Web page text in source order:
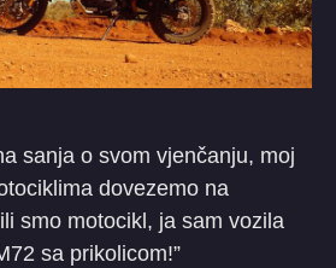
sanja o svom vjenčanju, moj
dovezemo na
smo motocikl, ja sam vozila
sa prikolicom!”